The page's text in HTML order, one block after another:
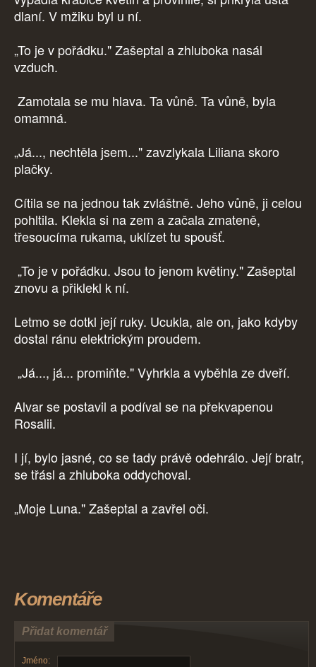
dlaní. V mžiku byl u ní.
„To je v pořádku." Zašeptal a zhluboka nasál
vzduch.
Zamotala se mu hlava. Ta vůně. Ta vůně, byla
omamná.
„Já..., nechtěla jsem..." zavzlykala Liliana skoro
plačky.
Cítila se na jednou tak zvláštně. Jeho vůně, ji celou
pohltila. Klekla si na zem a začala zmateně,
třesoucíma rukama, uklízet tu spoušť.
„To je v pořádku. Jsou to jenom květiny." Zašeptal
znovu a přiklekl k ní.
Letmo se dotkl její ruky. Ucukla, ale on, jako kdyby
dostal ránu elektrickým proudem.
„Já..., já... promiňte." Vyhrkla a vyběhla ze dveří.
Alvar se postavil a podíval se na překvapenou
Rosalii.
I jí, bylo jasné, co se tady právě odehrálo. Její bratr,
se třásl a zhluboka oddychoval.
„Moje Luna." Zašeptal a zavřel oči.
Komentáře
Přidat komentář
Jméno: